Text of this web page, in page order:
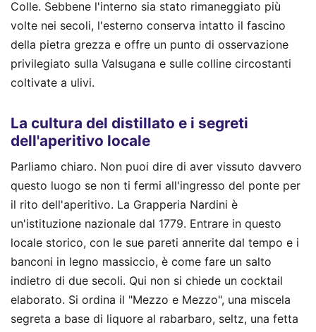
Colle. Sebbene l'interno sia stato rimaneggiato più
volte nei secoli, l'esterno conserva intatto il fascino
della pietra grezza e offre un punto di osservazione
privilegiato sulla Valsugana e sulle colline circostanti
coltivate a ulivi.
La cultura del distillato e i segreti
dell'aperitivo locale
Parliamo chiaro. Non puoi dire di aver vissuto davvero
questo luogo se non ti fermi all'ingresso del ponte per
il rito dell'aperitivo. La Grapperia Nardini è
un'istituzione nazionale dal 1779. Entrare in questo
locale storico, con le sue pareti annerite dal tempo e i
banconi in legno massiccio, è come fare un salto
indietro di due secoli. Qui non si chiede un cocktail
elaborato. Si ordina il "Mezzo e Mezzo", una miscela
segreta a base di liquore al rabarbaro, seltz, una fetta